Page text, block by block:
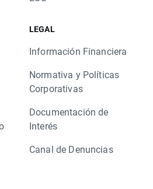
LEGAL
Información Financiera
Normativa y Políticas
Corporativas
Documentación de
Interés
Canal de Denuncias